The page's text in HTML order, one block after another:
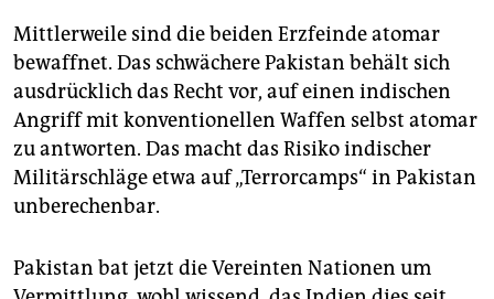
Mittlerweile sind die beiden Erzfeinde atomar
bewaffnet. Das schwächere Pakistan behält sich
ausdrücklich das Recht vor, auf einen indischen
Angriff mit konventionellen Waffen selbst atomar
zu antworten. Das macht das Risiko indischer
Militärschläge etwa auf „Terrorcamps“ in Pakistan
unberechenbar.
Pakistan bat jetzt die Vereinten Nationen um